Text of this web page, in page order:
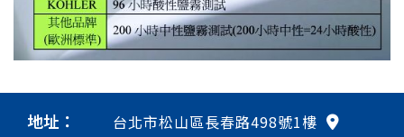
地址： 台北市松山區長春路498號1樓